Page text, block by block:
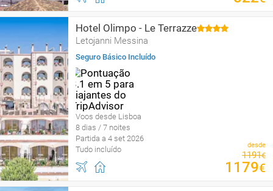
Hotel Olimpo - Le Terrazze
Letojanni Messina
Seguro Básico Incluído
Voos desde Lisboa
8 dias / 7 noites
Partida a 4 set 2026
Tudo incluído
desde
1191€
1179€